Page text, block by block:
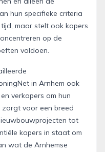
hun specifieke criteria
maar stelt ook kopers
op de
voldoen.
in Arnhem ook
verkopers om hun
voor een breed
tot
kopers in staat om
wat de Arnhemse